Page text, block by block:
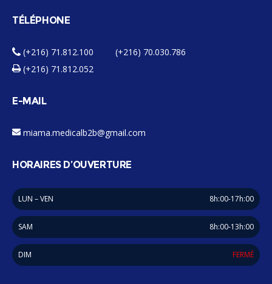
TÉLÉPHONE
(+216) 71.812.100 (+216) 70.030.786
(+216) 71.812.052
E-MAIL
miama.medicalb2b@gmail.com
HORAIRES D’OUVERTURE
LUN – VEN 8h:00-17h:00
SAM 8h:00-13h:00
DIM FERMÉ